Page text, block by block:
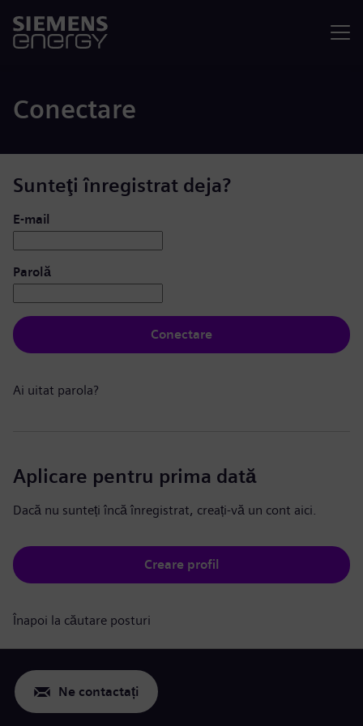
Conectare
Sunteţi înregistrat deja?
Conectare: utilizator și parolă
E-mail
Parolă
Conectare
Ai uitat parola?
Aplicare pentru prima dată
Dacă nu sunteți încă înregistrat, creați-vă un cont aici.
Creare profil
Înapoi la căutare posturi
Ne contactați